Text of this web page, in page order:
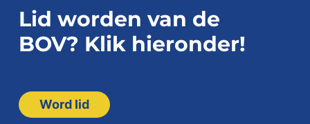
Lid worden van de
BOV? Klik hieronder!
Word lid